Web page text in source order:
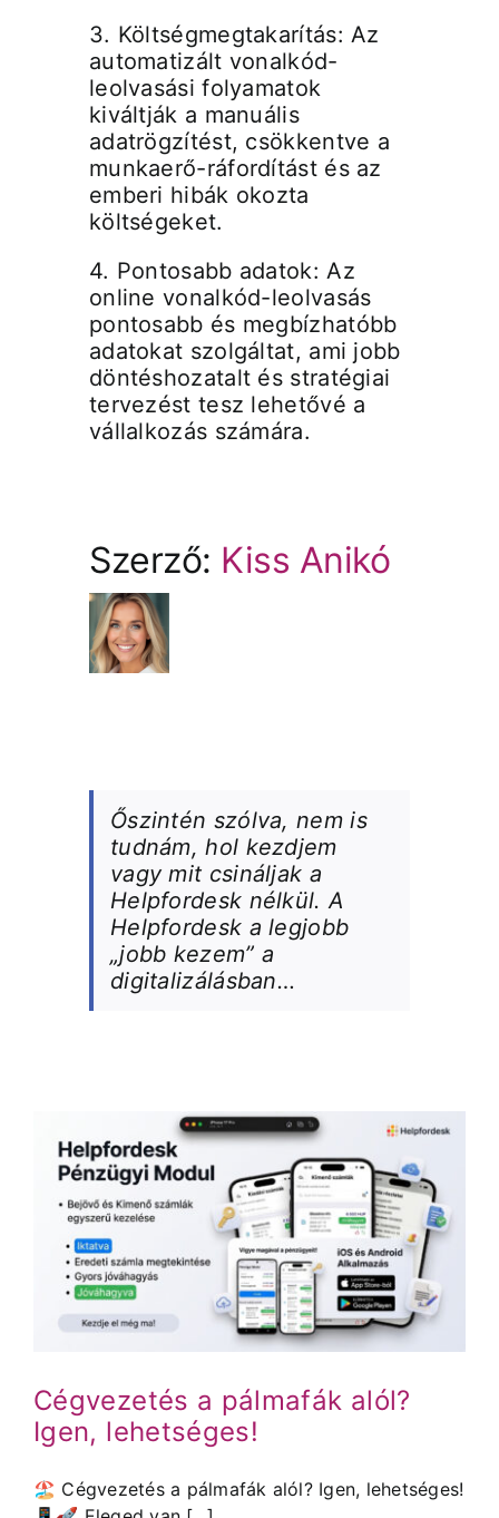
3. Költségmegtakarítás: Az
automatizált vonalkód-
leolvasási folyamatok
kiváltják a manuális
adatrögzítést, csökkentve a
munkaerő-ráfordítást és az
emberi hibák okozta
költségeket.
4. Pontosabb adatok: Az
online vonalkód-leolvasás
pontosabb és megbízhatóbb
adatokat szolgáltat, ami jobb
döntéshozatalt és stratégiai
tervezést tesz lehetővé a
vállalkozás számára.
Szerző: Kiss Anikó
Őszintén szólva, nem is
tudnám, hol kezdjem
vagy mit csináljak a
Helpfordesk nélkül. A
Helpfordesk a legjobb
„jobb kezem” a
digitalizálásban…
Cégvezetés a pálmafák alól?
Igen, lehetséges!
🏖️ Cégvezetés a pálmafák alól? Igen, lehetséges!